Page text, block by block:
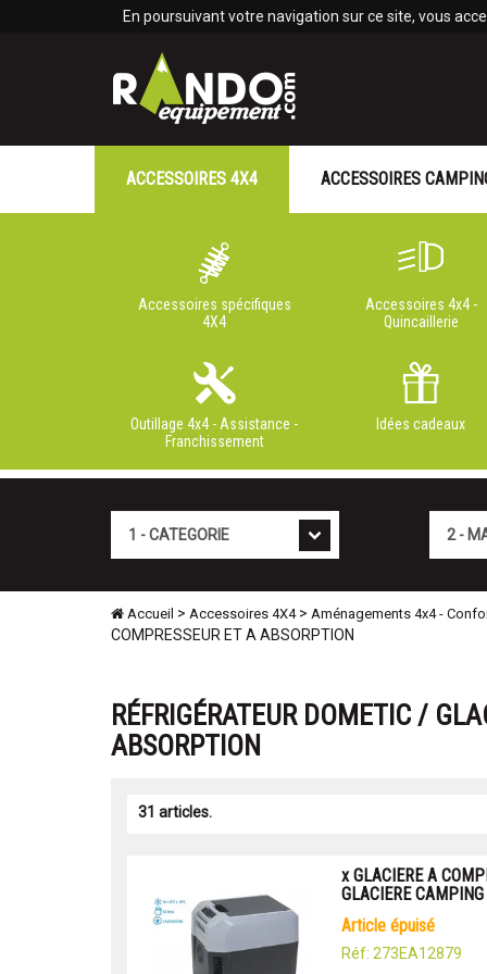
En poursuivant votre navigation sur ce site, vous
ACCESSOIRES 4X4
Accessoires spécifiques
4X4
Accessoires 4x4 -
Quincaillerie
Outillage 4x4 - Assistance -
Franchissement
Idées cadeaux
ACCESSOIRES
Accueil > Accessoires 4X4> Aménagements 4x4 -
COMPRESSEUR ET A ABSORPTION
RÉFRIGÉRATEUR DOMETIC /
ABSORPTION
31 articles.
x GLACIERE A
GLACIERE
article épuisé
Réf: 273EA12879
Panneau de gestion des cookies